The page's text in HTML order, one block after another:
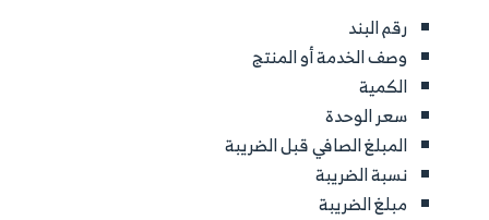
رقم البند
وصف الخدمة أو المنتج
الكمية
سعر الوحدة
المبلغ الصافي قبل الضريبة
نسبة الضريبة
مبلغ الضريبة